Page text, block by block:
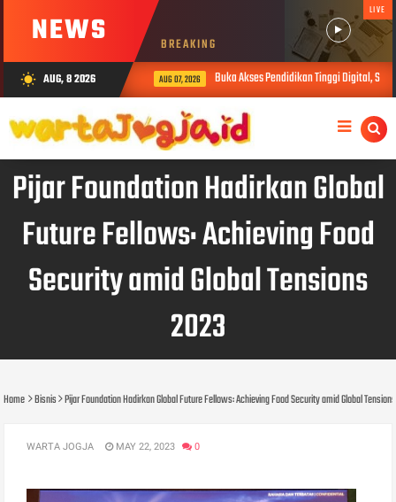
NEWS BREAKING
LIVE
wb_sunny AUG, 8 2026 AUG 07, 2026 Buka Akses Pendidikan Tinggi Digital,
Pijar Foundation Hadirkan Global
Future Fellows: Achieving Food
Security amid Global Tensions
2023
Home Bisnis Pijar Foundation Hadirkan Global Future Fellows: Achieving Food Security amid Global
WARTA JOGJA MAY 22, 2023 0